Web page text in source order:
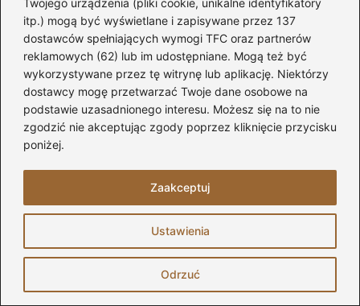
itp.) mogą być wyświetlane i zapisywane przez 137
dostawców spełniających wymogi TFC oraz partnerów
reklamowych (62) lub im udostępniane. Mogą też być
wykorzystywane przez tę witrynę lub aplikację. Niektórzy
dostawcy mogę przetwarzać Twoje dane osobowe na
podstawie uzasadnionego interesu. Możesz się na to nie
zgodzić nie akceptując zgody poprzez kliknięcie przycisku
poniżej.
Ustawienia
Odrzuć
Zaakceptuj
Na zakończenie, pamiętaj o przygotowaniu
zdemontowane elementy kabiny. Ustawiaj je
na miękkim podłożu, by zapobiec
ewentualnym pęknięciom szkła. Dobrze
zorganizowane miejsce pracy oraz
odpowiednie zabezpieczenia pozwolą na